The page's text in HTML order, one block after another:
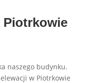
Piotrkowie
naszego budynku.
w Piotrkowie